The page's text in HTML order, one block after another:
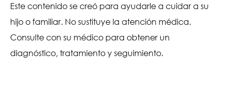
Este contenido se creó para ayudarle a cuidar a su
hijo o familiar. No sustituye la atención médica.
Consulte con su médico para obtener un
diagnóstico, tratamiento y seguimiento.